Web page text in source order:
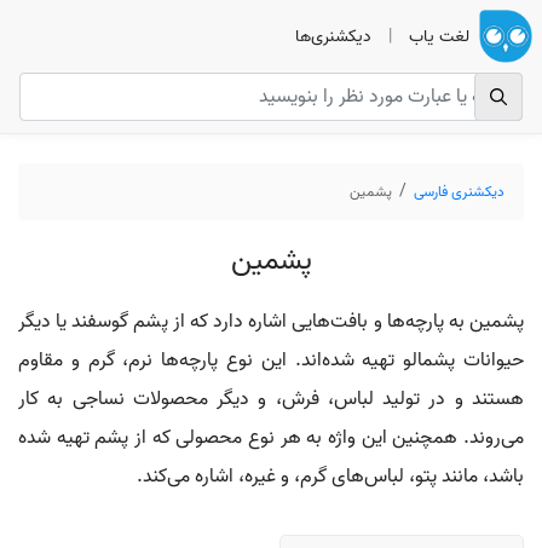
لغت یاب | دیکشنری‌ها
دیکشنری فارسی پشمین
پشمین
پشمین به پارچه‌ها و بافت‌هایی اشاره دارد که از پشم گوسفند یا دیگر
حیوانات پشمالو تهیه شده‌اند. این نوع پارچه‌ها نرم، گرم و مقاوم
هستند و در تولید لباس، فرش، و دیگر محصولات نساجی به کار
می‌روند. همچنین این واژه به هر نوع محصولی که از پشم تهیه شده
باشد، مانند پتو، لباس‌های گرم، و غیره، اشاره می‌کند.